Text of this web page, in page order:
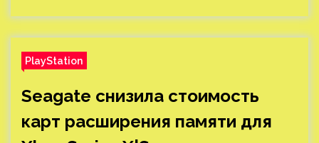
PlayStation
Seagate снизила стоимость
карт расширения памяти для